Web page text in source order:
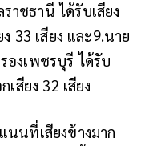
ชธานี ได้รับเสียง
33 เสียง และ9.นาย
องเพชรบุรี ได้รับ
สียง 32 เสียง
นนที่เสียงข้างมาก